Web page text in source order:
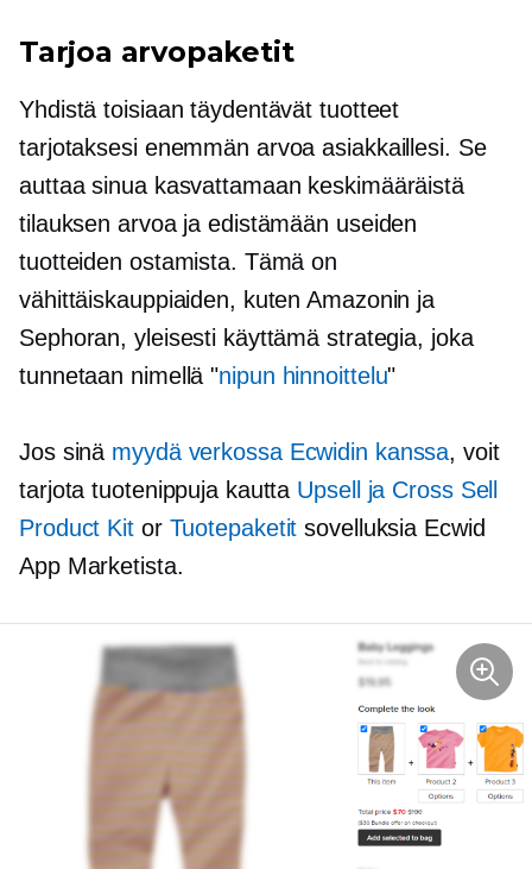
Tarjoa arvopaketit
Yhdistä toisiaan täydentävät tuotteet
tarjotaksesi enemmän arvoa asiakkaillesi. Se
auttaa sinua kasvattamaan keskimääräistä
tilauksen arvoa ja edistämään useiden
tuotteiden ostamista. Tämä on
vähittäiskauppiaiden, kuten Amazonin ja
Sephoran, yleisesti käyttämä strategia, joka
tunnetaan nimellä "nipun hinnoittelu"
Jos sinä myydä verkossa Ecwidin kanssa, voit
tarjota tuotenippuja kautta Upsell ja Cross Sell
Product Kitor Tuotepaketit sovelluksia Ecwid
App Marketista.